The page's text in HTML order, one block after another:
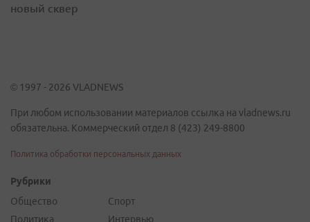
новый сквер
© 1997 - 2026 VLADNEWS
При любом использовании материалов ссылка на vladnews.ru
обязательна. Коммерческий отдел 8 (423) 249-8800
Политика обработки персональных данных
Рубрики
Общество
Политика
Спорт
Интервью